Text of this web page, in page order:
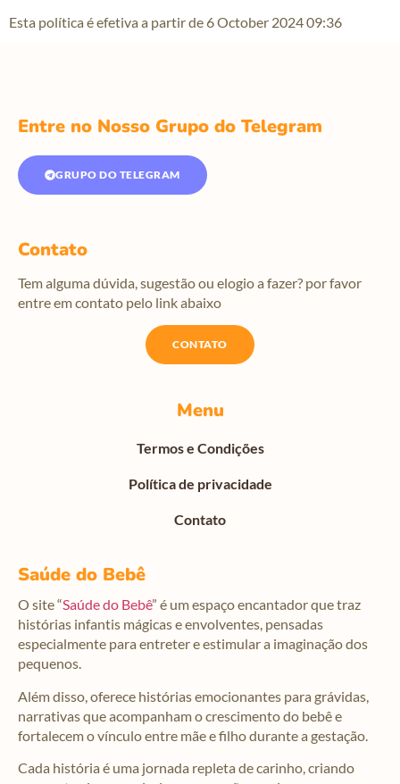
Esta política é efetiva a partir de 6 October 2024 09:36
Saúde do Bebê
O site “Saúde do Bebê” é um espaço encantador que traz
histórias infantis mágicas e envolventes, pensadas
especialmente para entreter e estimular a imaginação dos
pequenos.
Além disso, oferece histórias emocionantes para grávidas,
narrativas que acompanham o crescimento do bebê e
fortalecem o vínculo entre mãe e filho durante a gestação.
Cada história é uma jornada repleta de carinho, criando
Menu
Termos e Condições
Política de privacidade
Contato
Entre no Nosso Grupo do Telegram
GRUPO DO TELEGRAM
Contato
Tem alguma dúvida, sugestão ou elogio a fazer? por favor
entre em contato pelo link abaixo
CONTATO